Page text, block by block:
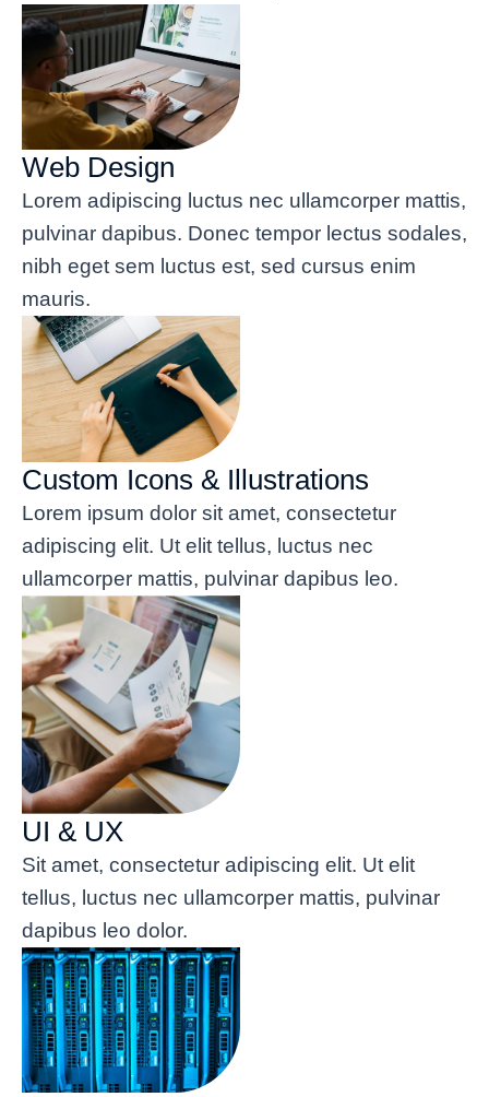
Web Design
Lorem adipiscing luctus nec ullamcorper mattis,
pulvinar dapibus. Donec tempor lectus sodales,
nibh eget sem luctus est, sed cursus enim
mauris.
Custom Icons & Illustrations
Lorem ipsum dolor sit amet, consectetur
adipiscing elit. Ut elit tellus, luctus nec
ullamcorper mattis, pulvinar dapibus leo.
UI & UX
Sit amet, consectetur adipiscing elit. Ut elit
tellus, luctus nec ullamcorper mattis, pulvinar
dapibus leo dolor.